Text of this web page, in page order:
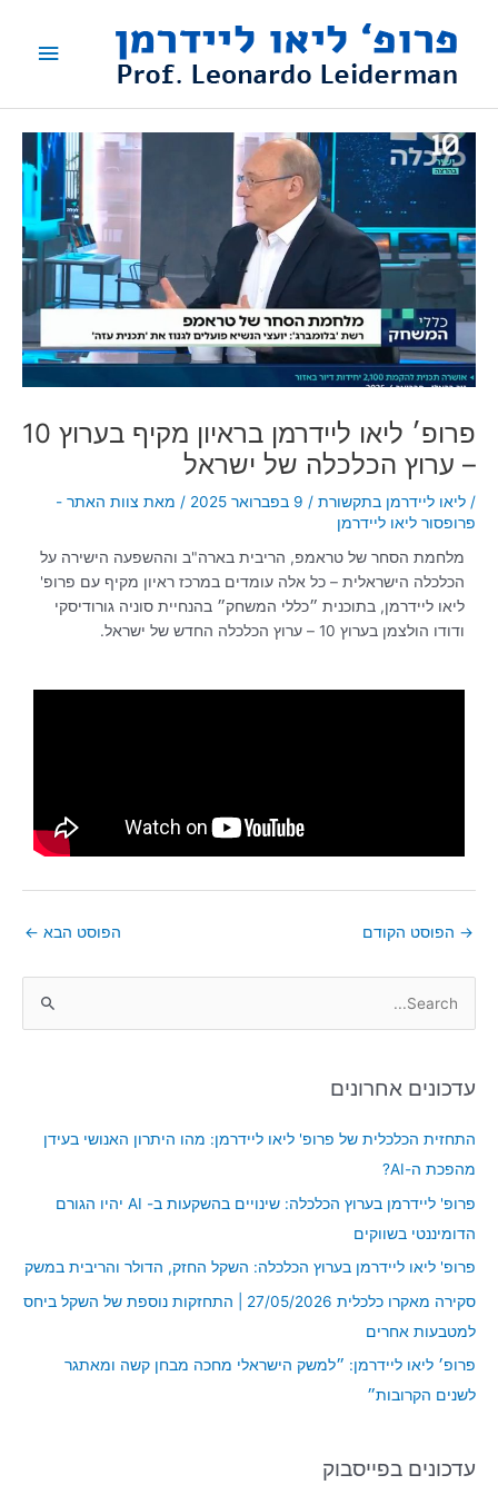
ראשי
פרופ׳ ליאו ליידרמן בראיון מקיף בערוץ 10
– ערוץ הכלכלה של ישראל
/ ליאו ליידרמן בתקשורת / 9 בפברואר 2025 / מאת צוות האתר -
פרופסור ליאו ליידרמן
מלחמת הסחר של טראמפ, הריבית בארה"ב וההשפעה הישירה על
הכלכלה הישראלית – כל אלה עומדים במרכז ראיון מקיף עם פרופ'
ליאו ליידרמן, בתוכנית ״כללי המשחק״ בהנחיית סוניה גורודיסקי
ודודו הולצמן בערוץ 10 – ערוץ הכלכלה החדש של ישראל.
→ הפוסט הקודם הפוסט הבא ←
r
:
עדכונים אחרונים
התחזית הכלכלית של פרופ' ליאו ליידרמן: מהו היתרון האנושי בעידן
מהפכת ה-AI?
פרופ' ליידרמן בערוץ הכלכלה: שינויים בהשקעות ב- AI יהיו הגורם
הדומיננטי בשווקים
פרופ' ליאו ליידרמן בערוץ הכלכלה: השקל החזק, הדולר והריבית במשק
סקירה מאקרו כלכלית 27/05/2026 | התחזקות נוספת של השקל ביחס
למטבעות אחרים
פרופ׳ ליאו ליידרמן: ״למשק הישראלי מחכה מבחן קשה ומאתגר
לשנים הקרובות״
עדכונים בפייסבוק